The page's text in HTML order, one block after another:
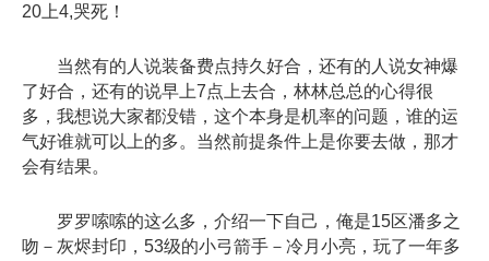
20上4,哭死！
当然有的人说装备费点持久好合，还有的人说女神爆
了好合，还有的说早上7点上去合，林林总总的心得很
多，我想说大家都没错，这个本身是机率的问题，谁的运
气好谁就可以上的多。当然前提条件上是你要去做，那才
会有结果。
罗罗嗦嗦的这么多，介绍一下自己，俺是15区潘多之
吻－灰烬封印，53级的小弓箭手－冷月小亮，玩了一年多